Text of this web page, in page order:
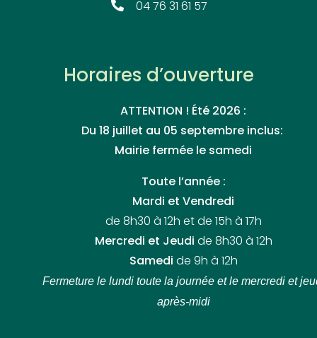
04 76 31 61 57
Horaires d’ouverture
ATTENTION ! Été 2026 :
Du 18 juillet au 05 septembre inclus:
Mairie fermée le samedi
Toute l’année :
Mardi et Vendredi
de 8h30 à 12h et de 15h à 17h
Mercredi et Jeudi de 8h30 à 12h
Samedi de 9h à 12h
Fermeture le lundi toute la journée et le mercredi et
après-midi